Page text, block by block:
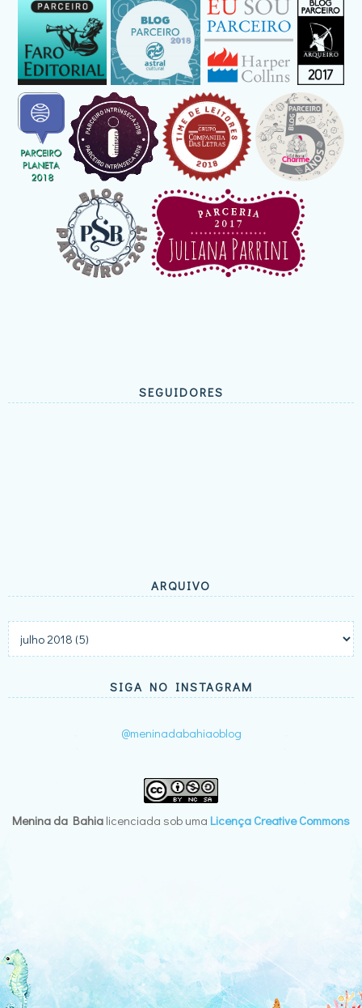
SEGUIDORES
ARQUIVO
SIGA NO INSTAGRAM
@meninadabahiaoblog
Menina da Bahia licenciada sob uma Licença Creative Commons